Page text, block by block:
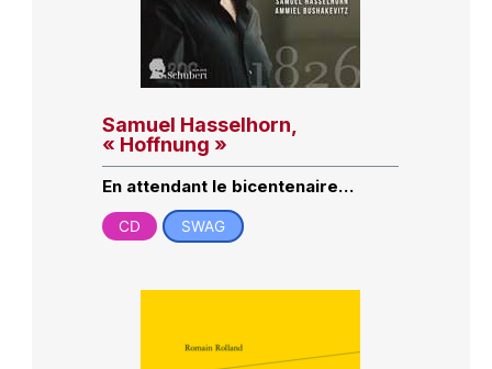
Samuel Hasselhorn,
« Hoffnung »
En attendant le bicentenaire…
CD SWAG